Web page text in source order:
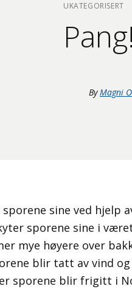
UKATEGORISERT
By Magni
sine ved hjelp
sporene sine i
mye høyere over
blir tatt av vind
sporene blir frigitt i